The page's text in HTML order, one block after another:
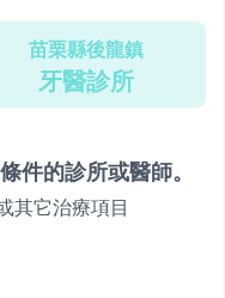
苗栗縣後龍鎮
牙醫診所
件的診所或醫師。
其它治療項目